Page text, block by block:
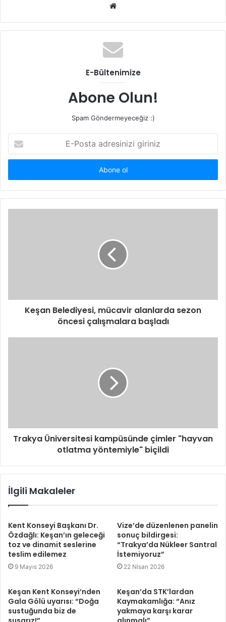
Web
E-Bültenimize
Abone Olun!
Spam Göndermeyeceğiz :)
Posta
adresinizi
Keşan Belediyesi, mücavir alanlarda sezon
öncesi çalışmalara başladı
Trakya Üniversitesi kampüsünde çimler "hayvan
otlatma yöntemiyle" biçildi
İlgili Makaleler
Kent Konseyi Başkanı Dr.
Özdağlı: Keşan’ın geleceği
toz ve dinamit seslerine
teslim edilemez
9 Mayıs 2026
Vize’de düzenlenen panelin
sonuç bildirgesi:
“Trakya’da Nükleer Santral
İstemiyoruz”
22 Nisan 2026
Keşan Kent Konseyi’nden
Gala Gölü uyarısı: “Doğa
sustuğunda biz de
Keşan’da STK’lardan
Kaymakamlığa: “Anız
yakmaya karşı karar